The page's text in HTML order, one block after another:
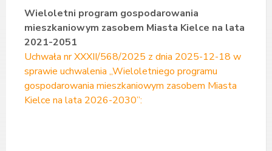
Wieloletni program gospodarowania
mieszkaniowym zasobem Miasta Kielce na lata
2021-2051
Uchwała nr XXXII/568/2025 z dnia 2025-12-18 w
sprawie uchwalenia „Wieloletniego programu
gospodarowania mieszkaniowym zasobem Miasta
Kielce na lata 2026-2030”: